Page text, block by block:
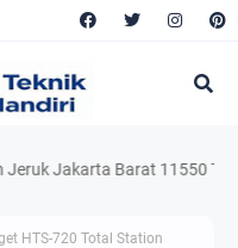
Barat 11550 Telp.
HTS-720 Total Station